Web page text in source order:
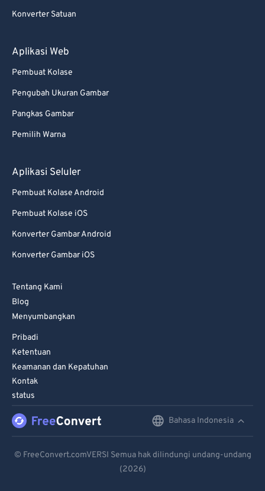
Konverter Satuan
Aplikasi Web
Pembuat Kolase
Pengubah Ukuran Gambar
Pangkas Gambar
Pemilih Warna
Aplikasi Seluler
Pembuat Kolase Android
Pembuat Kolase iOS
Konverter Gambar Android
Konverter Gambar iOS
Tentang Kami
Blog
Menyumbangkan
Pribadi
Ketentuan
Keamanan dan Kepatuhan
Kontak
status
Bahasa Indonesia
Español
© FreeConvert.comVERSI Semua hak dilindungi undang-undang
(2026)